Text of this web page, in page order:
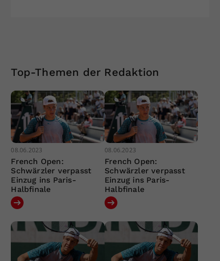
Top-Themen der Redaktion
08.06.2023
French Open:
Schwärzler verpasst
Einzug ins Paris-
Halbfinale
08.06.2023
French Open:
Schwärzler verpasst
Einzug ins Paris-
Halbfinale